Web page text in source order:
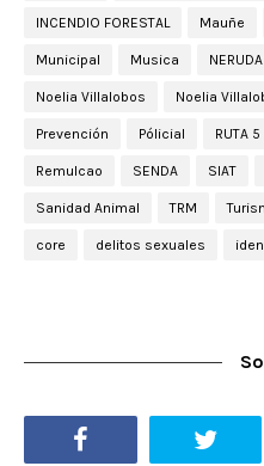
INCENDIO FORESTAL Mauñe
Municipal Musica
Noelia Villalobos Noelia
Prevención Pólicial RUTA 5
Remulcao SENDA SIAT
Sanidad Animal TRM
core delitos sexuales